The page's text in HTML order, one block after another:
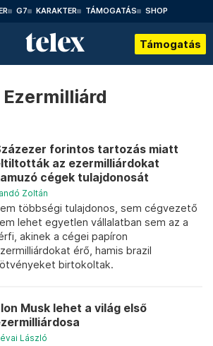
G7 KARAKTER TÁMOGATÁS SHOP
Támogatás
Ezermilliárd
forintos tartozás miatt
az ezermilliárdokat
cégek tulajdonosát
Zoltán
többségi tulajdonos, sem cégvezető
lehet egyetlen vállalatban sem az a
akinek a cégei papíron
érő, hamis brazil
birtokoltak.
Musk lehet a világ első
László